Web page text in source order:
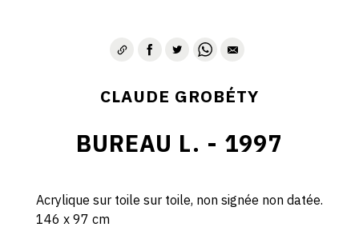
CLAUDE GROBÉTY
BUREAU L. - 1997
Acrylique sur toile sur toile, non signée non datée.
146 x 97 cm